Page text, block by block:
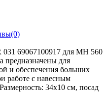
031 69067100917 для MH 560
предназначены для
и обеспечения больших
работе с навесным
34х10 см, посад